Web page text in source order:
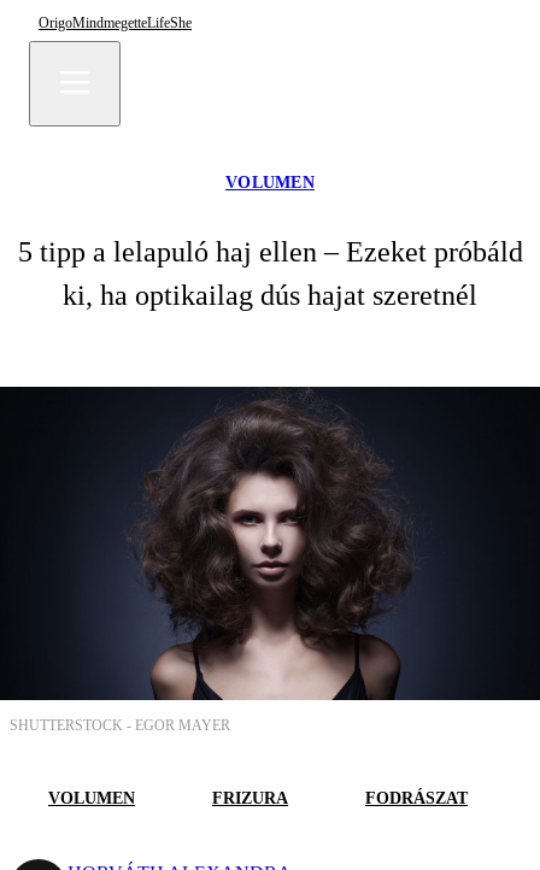
OrigoMindmegetteLifeShe
VOLUMEN
5 tipp a lelapuló haj ellen – Ezeket próbáld
ki, ha optikailag dús hajat szeretnél
SHUTTERSTOCK - EGOR MAYER
VOLUMEN FRIZURA FODRÁSZAT